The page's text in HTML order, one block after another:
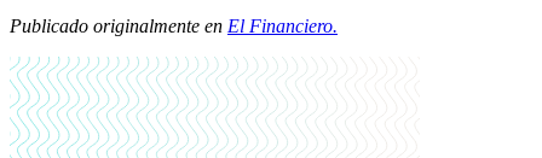
Publicado originalmente en El Financiero.